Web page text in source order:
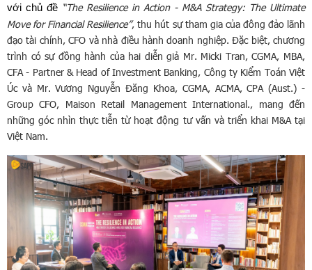
với chủ đề “The Resilience in Action - M&A Strategy: The Ultimate
Move for Financial Resilience”, thu hút sự tham gia của đông đảo lãnh
đạo tài chính, CFO và nhà điều hành doanh nghiệp. Đặc biệt, chương
trình có sự đồng hành của hai diễn giả Mr. Micki Tran, CGMA, MBA,
CFA - Partner & Head of Investment Banking, Công ty Kiểm Toán Việt
Úc và Mr. Vương Nguyễn Đăng Khoa, CGMA, ACMA, CPA (Aust.) -
Group CFO, Maison Retail Management International., mang đến
những góc nhìn thực tiễn từ hoạt động tư vấn và triển khai M&A tại
Việt Nam.